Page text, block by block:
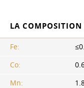
LA COMPOSITION
Fe:
Co:
Mn: